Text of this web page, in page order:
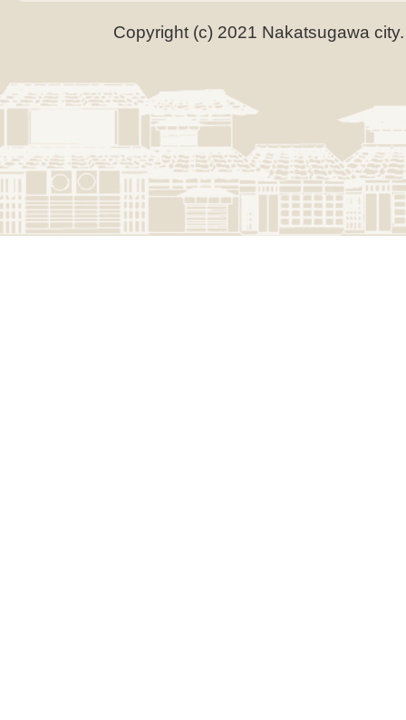
Copyright (c) 2021 Nakatsugawa